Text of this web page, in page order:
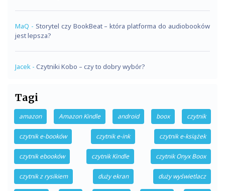
MaQ - Storytel czy BookBeat – która platforma do audiobooków
jest lepsza?
Jacek - Czytniki Kobo – czy to dobry wybór?
Tagi
amazon Amazon Kindle android boox czytnik
czytnik e-booków czytnik e-ink czytnik e-książek
czytnik ebooków czytnik Kindle czytnik Onyx Boox
czytnik z rysikiem duży ekran duży wyświetlacz